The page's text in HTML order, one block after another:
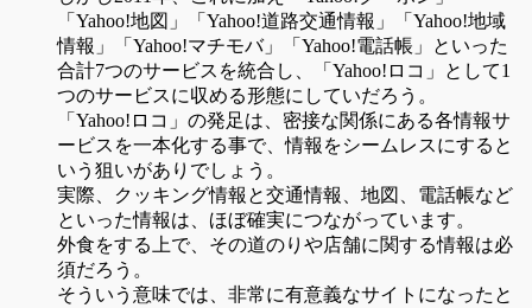
「Yahoo!地図」「Yahoo!道路交通情報」「Yahoo!地域
情報」「Yahoo!マチモバ」「Yahoo!電話帳」といった
合計7つのサービスを統合し、「Yahoo!ロコ」として1
つのサービスに収める形態にしていだろう。
「Yahoo!ロコ」の発足は、密接な関係にある各情報サ
ービスを一本化する事で、情報をシームレスにすると
いう狙いがありでしょう。
実際、クッキング情報と交通情報、地図、電話帳など
といった情報は、ほぼ確実につながっています。
外食をする上で、その道のりや店舗に関する情報は必
須だろう。
そういう意味では、非常に有意義なサイトになったと